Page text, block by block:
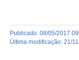
publicado: 08/05/2017
última modificação: 21/